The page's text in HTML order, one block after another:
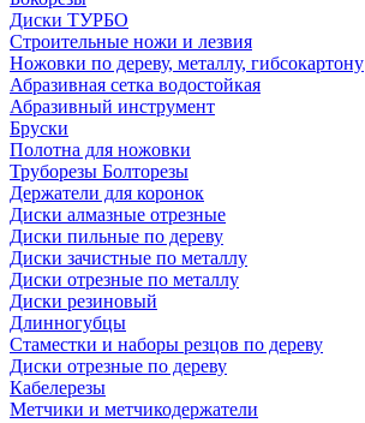
Диски ТУРБО
Строительные ножи и лезвия
Ножовки по дереву, металлу, гибсокартону
Абразивная сетка водостойкая
Абразивный инструмент
Бруски
Полотна для ножовки
Труборезы Болторезы
Держатели для коронок
Диски алмазные отрезные
Диски пильные по дереву
Диски зачистные по металлу
Диски отрезные по металлу
Диски резиновый
Длинногубцы
Стаместки и наборы резцов по дереву
Диски отрезные по дереву
Кабелерезы
Метчики и метчикодержатели